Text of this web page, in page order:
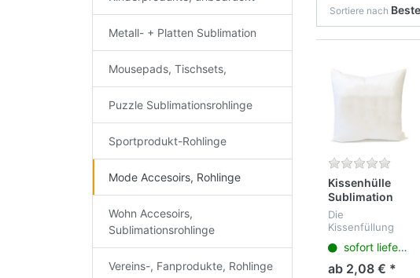
Metall- + Platten Sublimation
Mousepads, Tischsets,
Puzzle Sublimationsrohlinge
Sportprodukt-Rohlinge
Mode Accesoirs, Rohlinge
Wohn Accesoirs,
Sublimationsrohlinge
Vereins-, Fanprodukte, Rohlinge
Sortiere nach
Kissenhülle
Sublimation
satin 40x40cm
mit
Reißverschluß
Die
Kissenfüllung
Innentasche
eingelegt.
sofort lieferbar
ab 2,08 € *